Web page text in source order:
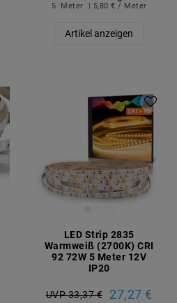
5 Meter | 5,80 € / Meter
Artikel anzeigen
LED Strip 2835
Warmweiß (2700K) CRI
92 72W 5 Meter 12V
IP20
UVP 33,37 € 27,27 €